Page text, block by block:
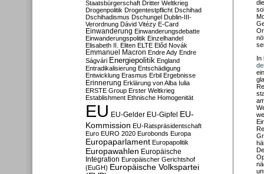
In
Staatsbürgerschaft Dritter Weltkrieg
Drogenpolitik Drogentestpflicht Dschihad
Dschihadismus Dschungel Dublin-III-
Verordnung Dávid Vitézy E-Card
Einwanderung Einwanderungsdebatte
Einwanderungspolitik Einzelhandel
Elisabeth II. Eliten ELTE Előd Novák
Emmanuel Macron Endre Ady Endre
Ságvári Energiepolitik England
Entradikalisierung Entschädigung
Entwicklung Erasmus Erbil Ergebnisse
Erinnerung Erklärung von Alba Iulia
ERSTE Group Erster Weltkrieg
Establishment Ethnische Homogenität
EU EU-Gelder EU-Gipfel EU-
Kommission EU-Ratspräsidentschaft
Euro EURO 2020 Eurobonds Europa
Europaparlament Europapolitik
Europawahlen Europäische
Integration Europäischer Gerichtshof
(EuGH) Europäische Volkspartei